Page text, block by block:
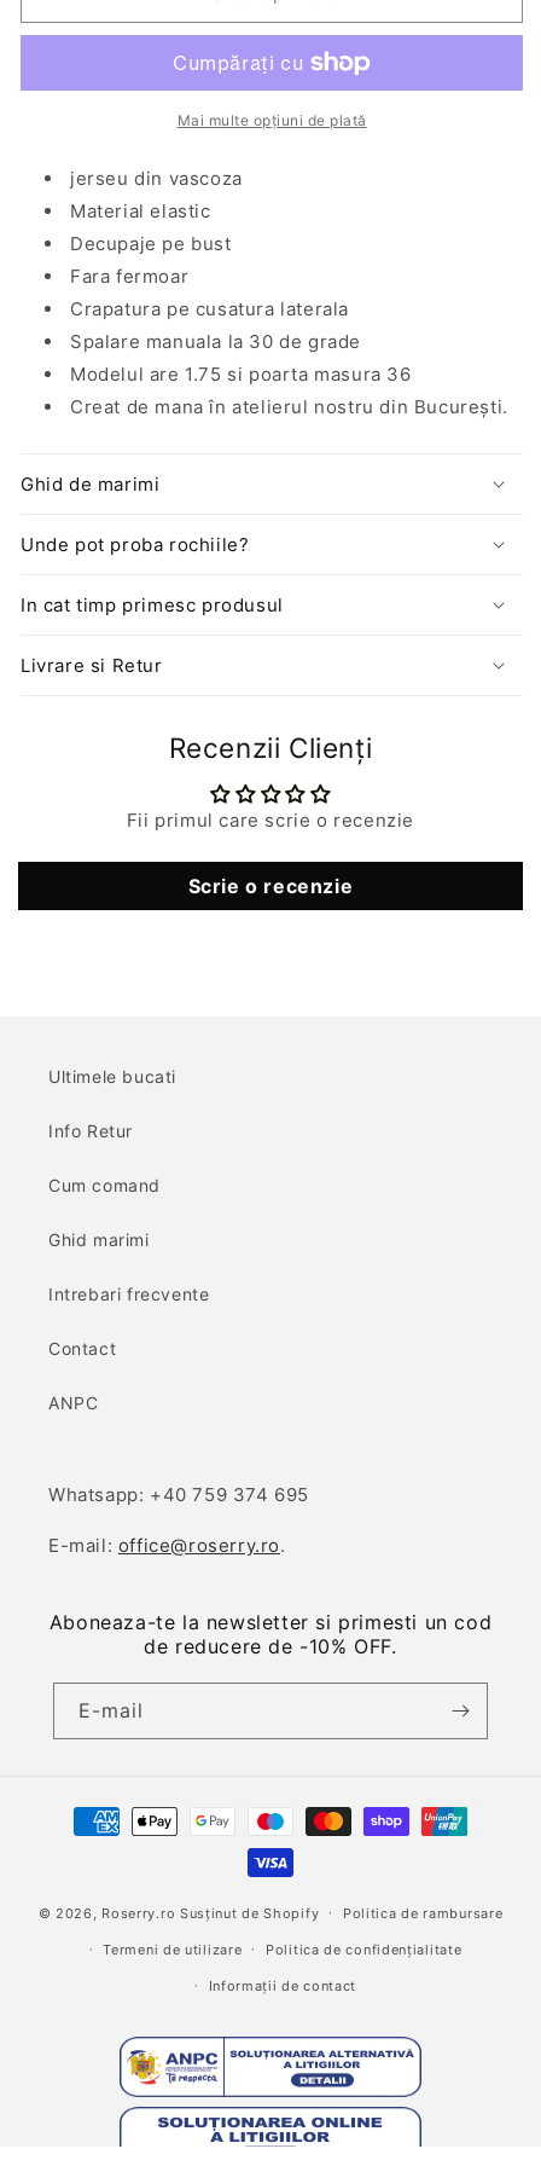
lunga
jerseu
Mykonos
lunga
din
jerseu
cu
Mykonos
Mai multe opțiuni de plată
jerseu din vascoza
Material elastic
Decupaje pe bust
Fara fermoar
Crapatura pe cusatura laterala
Spalare manuala la 30 de grade
Modelul are 1.75 si poarta masura 36
Creat de mana în atelierul nostru din București.
Ghid de marimi
Unde pot proba rochiile?
In cat timp primesc produsul
Livrare si Retur
Recenzii Clienți
Fii primul care scrie o recenzie
Scrie o recenzie
Ultimele bucati
Info Retur
Cum comand
Ghid marimi
Intrebari frecvente
Contact
ANPC
Whatsapp: +40 759 374 695
E-mail: office@roserry.ro.
Aboneaza-te la newsletter si primesti un cod
de reducere de -10% OFF.
E-mail
Metode
© 2026, Roserry.ro Susținut de Shopify Politica de rambursare
Termeni de utilizare Politica de confidențialitate
Informații de contact